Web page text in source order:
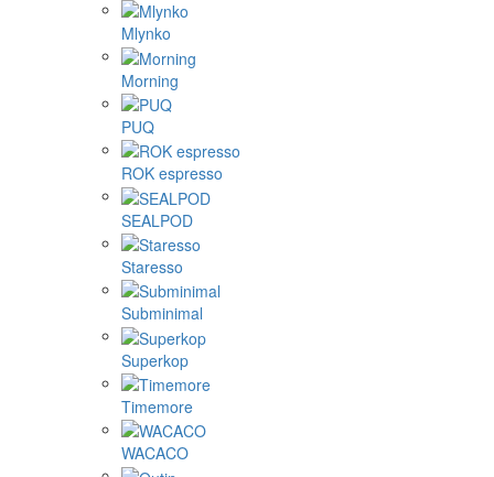
Mlynko
Morning
PUQ
ROK espresso
SEALPOD
Staresso
Subminimal
Superkop
Timemore
WACACO